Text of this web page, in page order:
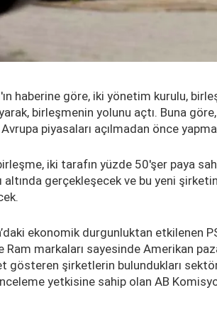
haberine göre, iki yönetim kurulu,
birleşmenin yolunu açtı. Buna
piyasaları açılmadan önce
iki tarafın yüzde 50'şer paya
altında gerçekleşecek ve bu yeni
ekonomik durgunluktan etkilenen
Ram markaları sayesinde Amerikan
gösteren şirketlerin bulundukları
yetkisine sahip olan AB